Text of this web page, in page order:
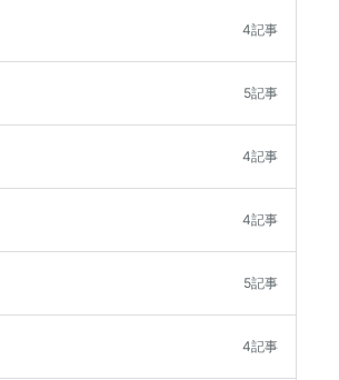
4記事
5記事
4記事
4記事
5記事
4記事